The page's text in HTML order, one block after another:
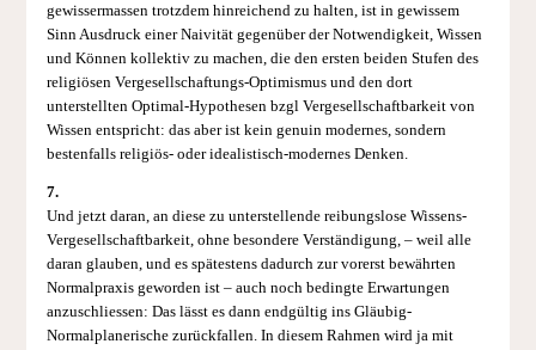
gewissermassen trotzdem hinreichend zu halten, ist in gewissem
Sinn Ausdruck einer Naivität gegenüber der Notwendigkeit, Wissen
und Können kollektiv zu machen, die den ersten beiden Stufen des
religiösen Vergesellschaftungs-Optimismus und den dort
unterstellten Optimal-Hypothesen bzgl Vergesellschaftbarkeit von
Wissen entspricht: das aber ist kein genuin modernes, sondern
bestenfalls religiös- oder idealistisch-modernes Denken.
7.
Und jetzt daran, an diese zu unterstellende reibungslose Wissens-
Vergesellschaftbarkeit, ohne besondere Verständigung, – weil alle
daran glauben, und es spätestens dadurch zur vorerst bewährten
Normalpraxis geworden ist – auch noch bedingte Erwartungen
anzuschliessen: Das lässt es dann endgültig ins Gläubig-
Normalplanerische zurückfallen. In diesem Rahmen wird ja mit